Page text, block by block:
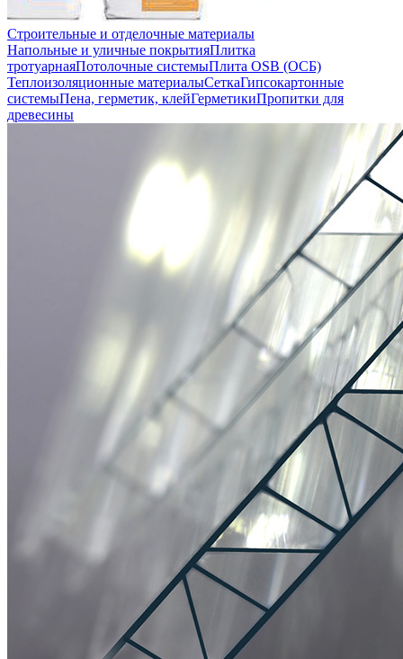
Строительные и отделочные материалы
Напольные и уличные покрытияПлитка
тротуарнаяПотолочные системыПлита OSB (ОСБ)
Теплоизоляционные материалыСеткаГипсокартонные
системыПена, герметик, клейГерметикиПропитки для
древесины